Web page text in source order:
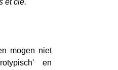
et cie.
mogen niet
en